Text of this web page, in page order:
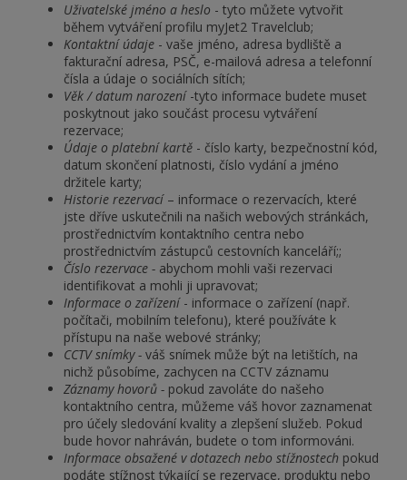
Uživatelské jméno a heslo - tyto můžete vytvořit
během vytváření profilu myJet2 Travelclub;
Kontaktní údaje - vaše jméno, adresa bydliště a
fakturační adresa, PSČ, e-mailová adresa a telefonní
čísla a údaje o sociálních sítích;
Věk / datum narození-tyto informace budete muset
poskytnout jako součást procesu vytváření
rezervace;
Údaje o platební kartě - číslo karty, bezpečnostní kód,
datum skončení platnosti, číslo vydání a jméno
držitele karty;
Historie rezervací – informace o rezervacích, které
jste dříve uskutečnili na našich webových stránkách,
prostřednictvím kontaktního centra nebo
prostřednictvím zástupců cestovních kanceláří;;
Číslo rezervace - abychom mohli vaši rezervaci
identifikovat a mohli ji upravovat;
Informace o zařízení - informace o zařízení (např.
počítači, mobilním telefonu), které používáte k
přístupu na naše webové stránky;
CCTV snímky - váš snímek může být na letištích, na
nichž působíme, zachycen na CCTV záznamu
Záznamy hovorů - pokud zavoláte do našeho
kontaktního centra, můžeme váš hovor zaznamenat
pro účely sledování kvality a zlepšení služeb. Pokud
bude hovor nahráván, budete o tom informováni.
Informace obsažené v dotazech nebo stížnostech pokud
podáte stížnost týkající se rezervace, produktu nebo